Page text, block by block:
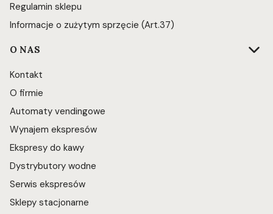
Regulamin sklepu
Informacje o zużytym sprzęcie (Art.37)
O NAS
Kontakt
O firmie
Automaty vendingowe
Wynajem ekspresów
Ekspresy do kawy
Dystrybutory wodne
Serwis ekspresów
Sklepy stacjonarne